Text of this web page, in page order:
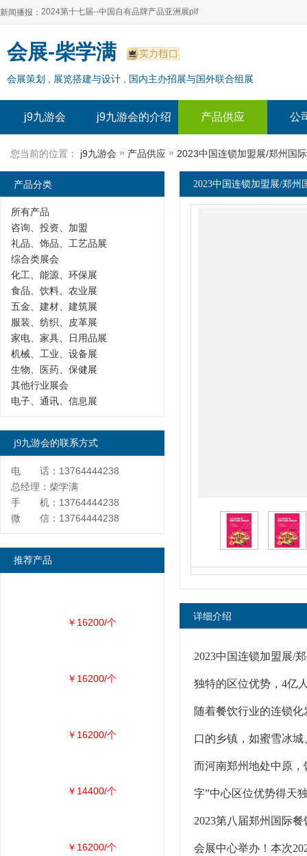
新闻播报：
2024上海自有品牌展--百货展|食品展 零售展|oem展
2024全球自有--品牌产品亚洲展（plf）
2024上海自有品牌展--2024上海oem 贴牌代加工展
2024第十七届--中国自有品牌产品亚洲展plf
2024全球自有--品牌产品亚洲展（plf）
2024年上海--第17届自有品牌展
会展-柴学满
会展策划 , 展览搭建与设计 , 国内主办招展与国外联合组展
j9九游会 j9九游会的介绍 产品供应 公
您当前的位置： j9九游会 » 产品供应 » 2023中国连锁加盟展/郑州国
2023中国连锁加盟展/郑州
详细介绍
2023中国连锁加盟展/
独特的区位优势，4亿
随着餐饮行业的连锁
口的乡镇，如蜜雪冰
而河南郑州地处中原
字”中心区位优势得天
2023第八届郑州国际
会展中心举办！本次
产品分类
所有产品
咨询、投资、加盟
礼品、饰品、工艺品展
综合类展会
化工、能源、环保展
食品、饮料、农业展
五金、建材、建筑展
服装、纺织、皮革展
家电、家具、日用品展
机械、工业、设备展
生物、医药、保健展
其他行业展会
电子、通讯、信息展
j9九游会的联系方式
电 话：13764444238
总经理：柴学满
手 机：13764444238
微 信：13764444238
推荐产品
￥16200/个
￥16200/个
￥16200/个
￥14400/个
￥16200/个